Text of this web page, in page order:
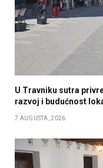
U Travniku sutra
razvoj i budućnost
7 AUGUSTA, 2026